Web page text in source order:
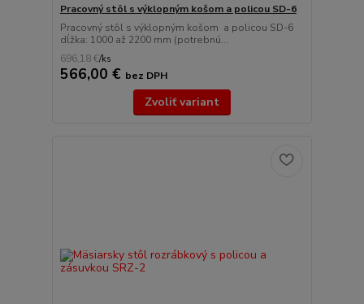
Pracovný stôl s výklopným košom a policou SD-6
Pracovný stôl s výklopným košom a policou SD-6
dĺžka: 1000 až 2200 mm (potrebnú...
696,18 €/ks
566,00 € bez DPH
Zvoliť variant